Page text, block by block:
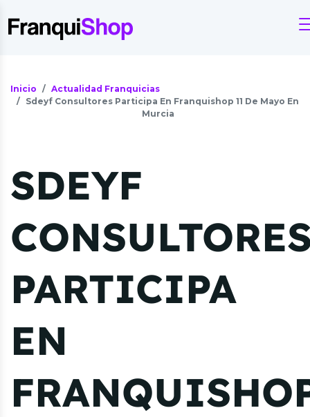
Inicio
Actualidad Franquicias
Sdeyf Consultores Participa En Franquishop 11 De Mayo En
Murcia
SDEYF
PARTICIPA
EN